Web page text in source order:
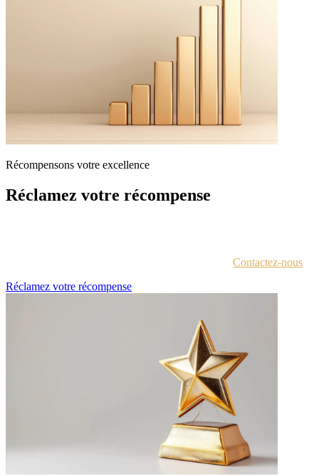
Récompensons votre excellence
Réclamez votre récompense
Contactez-nous
Réclamez votre récompense